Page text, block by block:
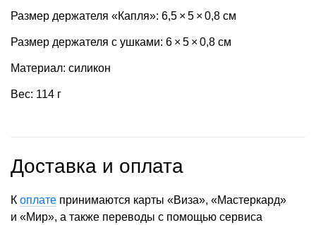
Размер держателя «Капля»: 6,5 × 5 × 0,8 см
Размер держателя с ушками: 6 × 5 × 0,8 см
Материал: силикон
Вес: 114 г
Доставка и оплата
К оплате принимаются карты «Виза», «Мастеркард»
и «Мир», а также переводы с помощью сервиса